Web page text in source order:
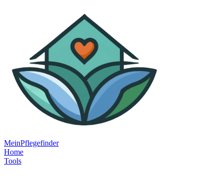
MeinPflegefinder
Home
Tools